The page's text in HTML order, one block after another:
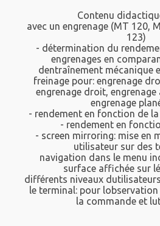
Contenu
avec un engrenage (MT 120,
123)
- détermination du
engrenages en
dentraînement mécanique
freinage pour: engrenage
engrenage droit, engrenage
engrenage
- rendement en fonction de
- rendement en
- screen mirroring: mise en
utilisateur sur des
navigation dans le menu
surface affichée sur
différents niveaux
le terminal: pour
la commande et